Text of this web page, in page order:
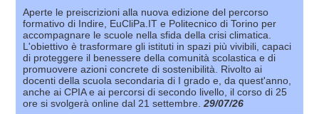
Aperte le preiscrizioni alla nuova edizione del percorso
formativo di Indire, EuCliPa.IT e Politecnico di Torino per
accompagnare le scuole nella sfida della crisi climatica.
L'obiettivo è trasformare gli istituti in spazi più vivibili, capaci
di proteggere il benessere della comunità scolastica e di
promuovere azioni concrete di sostenibilità. Rivolto ai
docenti della scuola secondaria di I grado e, da quest'anno,
anche ai CPIA e ai percorsi di secondo livello, il corso di 25
ore si svolgerà online dal 21 settembre. 29/07/26